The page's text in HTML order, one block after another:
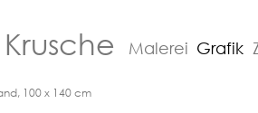
Malerei Grafik
100 x 140 cm